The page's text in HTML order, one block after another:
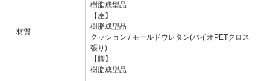
材質
樹脂成型品
【座】
樹脂成型品
クッション / モールドウレタン(バイオPETクロス
張り)
【脚】
樹脂成型品